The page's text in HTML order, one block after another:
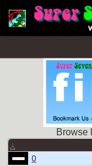
Browse
A
0